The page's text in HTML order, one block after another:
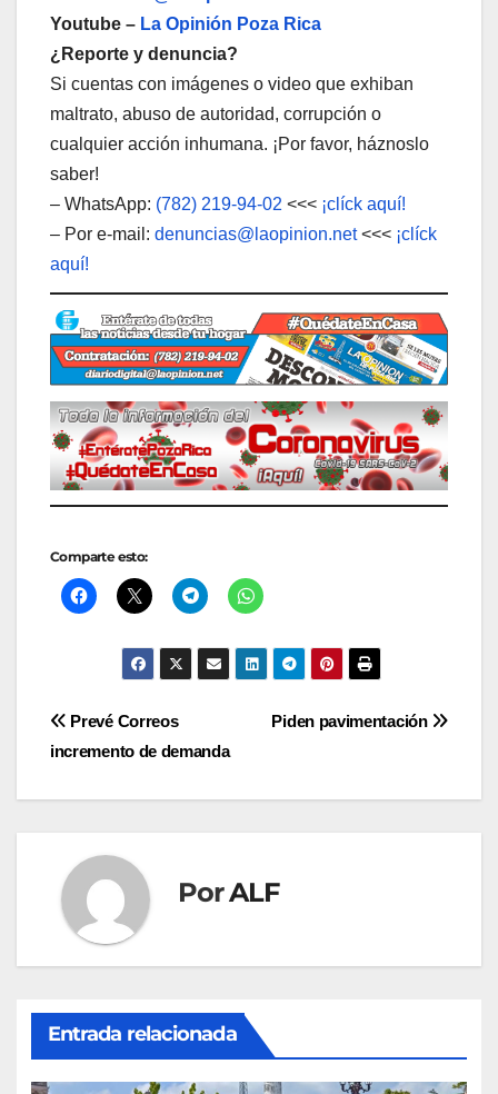
Youtube – La Opinión Poza Rica
¿Reporte y denuncia?
Si cuentas con imágenes o video que exhiban
maltrato, abuso de autoridad, corrupción o
cualquier acción inhumana. ¡Por favor, háznoslo
saber!
– WhatsApp: (782) 219-94-02 <<< ¡clíck aquí!
– Por e-mail: denuncias@laopinion.net<<< ¡clíck
aquí!
Comparte esto:
Navegación
Piden pavimentación
Prevé Correos
incremento de demanda
PorALF
Entrada relacionada